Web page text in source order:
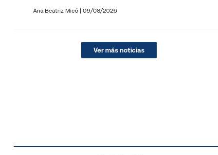
Ana Beatriz Micó | 09/08/2026
Ver más noticias